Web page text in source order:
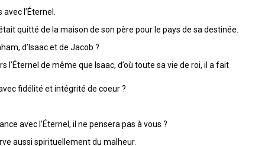
l’Éternel.
quitté de la maison de son père pour le pays de sa destinée.
d’Isaac et de Jacob ?
de même que Isaac, d’où toute sa vie de roi, il a fait
fidélité et intégrité de coeur ?
avec l’Éternel, il ne pensera pas à vous ?
aussi spirituellement du malheur.